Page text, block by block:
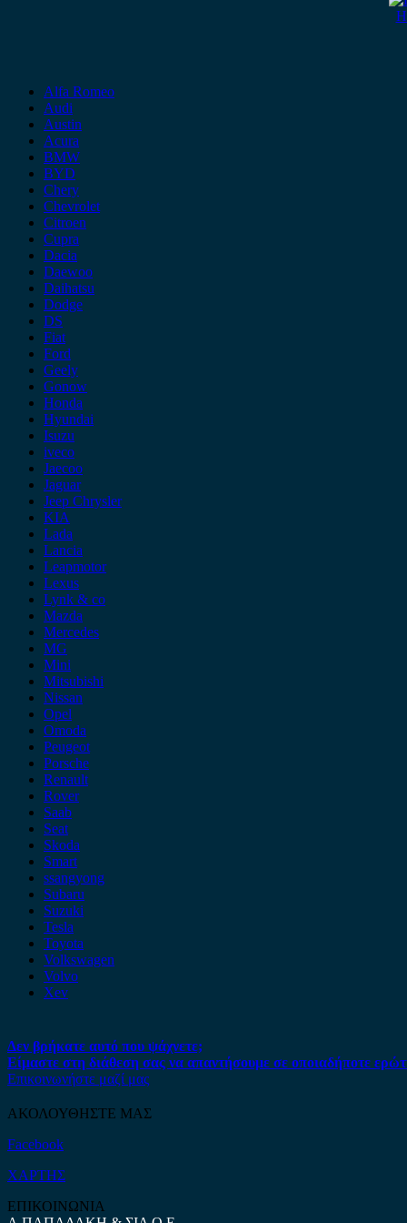
Alfa Romeo
Audi
Austin
Acura
BMW
BYD
Chery
Chevrolet
Citroen
Cupra
Dacia
Daewoo
Daihatsu
Dodge
DS
Fiat
Ford
Geely
Gonow
Honda
Hyundai
Isuzu
iveco
Jaecoo
Jaguar
Jeep Chrysler
KIA
Lada
Lancia
Leapmotor
Lexus
Lynk & co
Mazda
Mercedes
MG
Mini
Mitsubishi
Nissan
Opel
Omoda
Peugeot
Porsche
Renault
Rover
Saab
Seat
Skoda
Smart
ssangyong
Subaru
Suzuki
Tesla
Toyota
Volkswagen
Volvo
Xev
Δεν βρήκατε αυτό που ψάχνετε;
Είμαστε στη διάθεση σας να απαντήσουμε σε οποιαδήποτε
Επικοινωνήστε μαζί μας
ΑΚΟΛΟΥΘΗΣΤΕ ΜΑΣ
Facebook
ΧΑΡΤΗΣ
ΕΠΙΚΟΙΝΩΝΙΑ